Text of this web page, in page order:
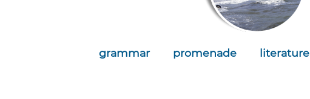
grammar promenade literature